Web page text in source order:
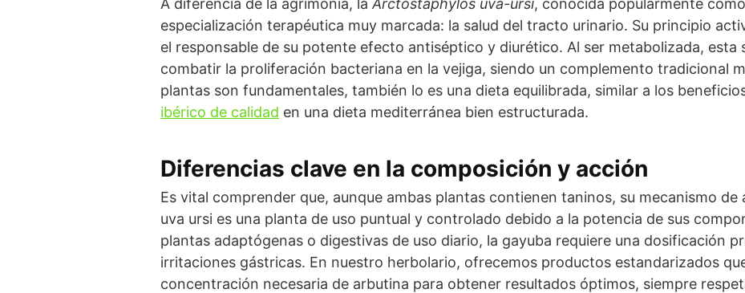
A diferencia de la agrimonia, la Arctostaphylos uva-ursi, conocida popularmente
especialización terapéutica muy marcada: la salud del tracto urinario. Su principio
el responsable de su potente efecto antiséptico y diurético. Al ser metabolizada, esta
combatir la proliferación bacteriana en la vejiga, siendo un complemento tradicional
plantas son fundamentales, también lo es una dieta equilibrada, similar a los
ibérico de calidad en una dieta mediterránea bien estructurada.
Diferencias clave en la composición y acción
Es vital comprender que, aunque ambas plantas contienen taninos, su mecanismo de
uva ursi es una planta de uso puntual y controlado debido a la potencia de sus
plantas adaptógenas o digestivas de uso diario, la gayuba requiere una dosificación
irritaciones gástricas. En nuestro herbolario, ofrecemos productos estandarizados
concentración necesaria de arbutina para obtener resultados óptimos, siempre